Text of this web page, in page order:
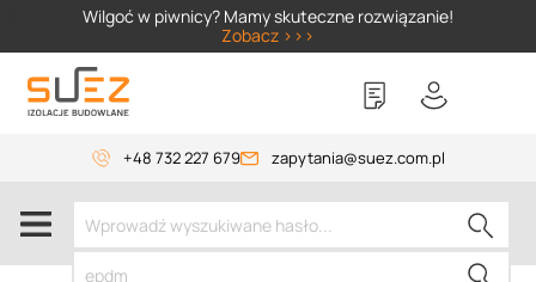
Wilgoć w piwnicy? Mamy skuteczne rozwiązanie!
Zobacz >>>
+48 732 227 679 zapytania@suez.com.pl